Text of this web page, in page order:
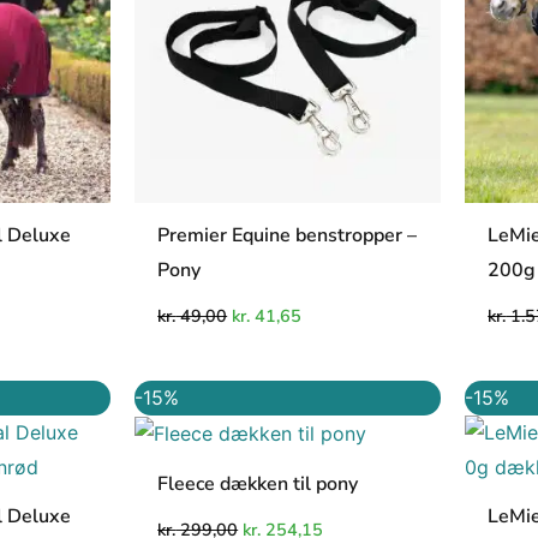
Deluxe
Premier Equine benstropper –
Pony
kr.49,00 kr. 41,65
200g
kr.
Deluxe
764,15.
-15%
Fleece dækken til pony
kr.299,00
oprindelige
pris
kr. 299,00.
kr. 254,15
aktuelle
pris
kr. 254,15.
-15%